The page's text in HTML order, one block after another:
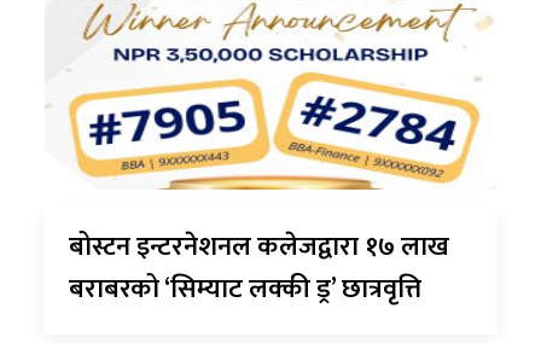
बोस्टन इन्टरनेशनल कलेजद्वारा १७ लाख
बराबरको ‘सिम्याट लक्की ड्र’ छात्रवृत्ति